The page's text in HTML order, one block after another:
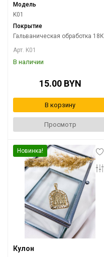
Модель
K01
Покрытие
Гальваническая обработка 18К
Арт. K01
В наличии
15.00 BYN
В корзину
Просмотр
Новинка!
Кулон